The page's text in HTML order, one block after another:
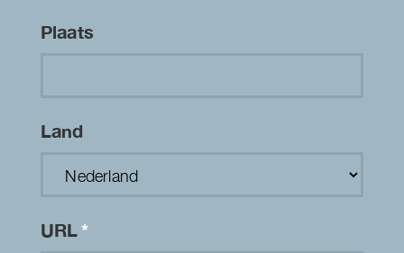
Plaats
Land
URL*